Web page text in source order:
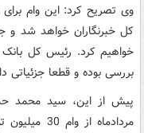
وی تصریح کرد: این وام
کل خبرنگاران خواهد شد و
خواهیم کرد. رئیس کل
بررسی بوده و قطعا جزئیاتی